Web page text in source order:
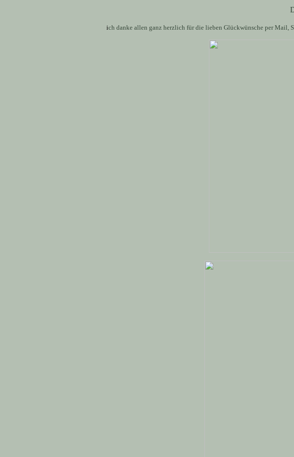
ich danke allen ganz herzlich für die lieben Glückwünsche per Mail,